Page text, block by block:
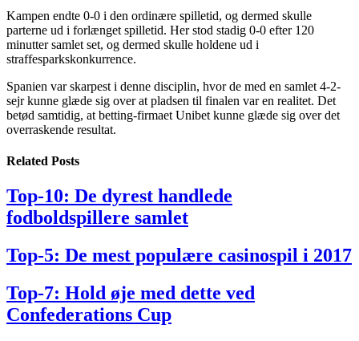
Kampen endte 0-0 i den ordinære spilletid, og dermed skulle
parterne ud i forlænget spilletid. Her stod stadig 0-0 efter 120
minutter samlet set, og dermed skulle holdene ud i
straffesparkskonkurrence.
Spanien var skarpest i denne disciplin, hvor de med en samlet 4-2-
sejr kunne glæde sig over at pladsen til finalen var en realitet. Det
betød samtidig, at betting-firmaet Unibet kunne glæde sig over det
overraskende resultat.
Related Posts
Top-10: De dyrest handlede
fodboldspillere samlet
Top-5: De mest populære casinospil i 2017
Top-7: Hold øje med dette ved
Confederations Cup